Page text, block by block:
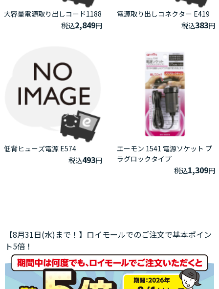
大容量電源取り出しコード1188
税込2,849円
電源取り出しコネクター E419
税込383円
低背ヒューズ電源 E574
税込493円
エーモン 1541 電源ソケット プ
ラグロックタイプ
税込1,309円
【8月31日(水)まで！】ロイモールでのご注文で基本ポイン
ト5倍！